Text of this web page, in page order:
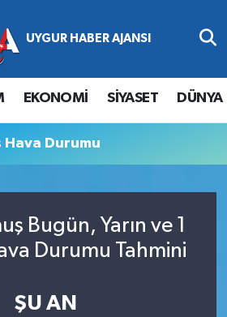
EKONOMİ SİYASET DÜNYA
Hava Durumu
Bugün, Yarın ve 1
Durumu Tahmini
ŞU AN
Durumu ve Fikstür